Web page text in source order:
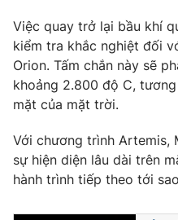
Cơ quan chủ quản:
Đài
Cơ quan báo chí:Thời báo VTV
Giấy phép hoạt động báo in
Tổng Biên tập:Vũ Thanh Thủy
Phó Tổng Biên tập:Nguyễn Thị
Nguyễn Trọng Ninh
Việc quay trở lại bầu khí
kiểm tra khắc nghiệt đối
Orion. Tấm chắn này sẽ
khoảng 2.800 độ C,
mặt của mặt trời.
Với chương trình Artemis,
sự hiện diện lâu dài trên
hành trình tiếp theo tới